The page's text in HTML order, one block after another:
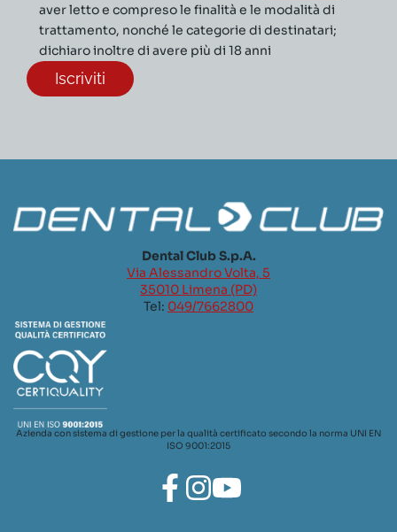
aver letto e compreso le finalità e le modalità di
trattamento, nonché le categorie di destinatari;
dichiaro inoltre di avere più di 18 anni
Dental Club S.p.A.
Via Alessandro Volta, 5
35010 Limena (PD)
Tel: 049/7662800
Azienda con sistema di gestione per la qualità certificato secondo la norma UNI EN
ISO 9001:2015